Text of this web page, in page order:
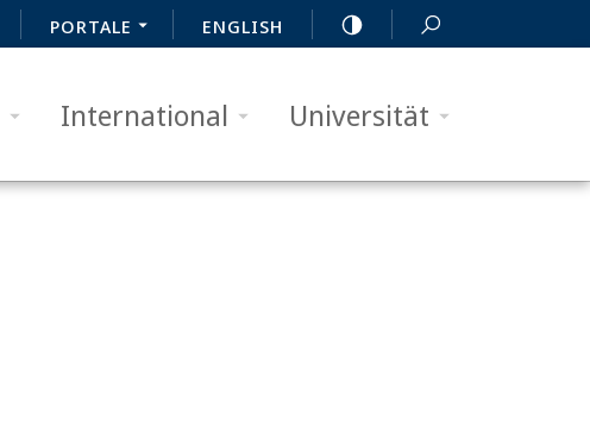
PORTALE ENGLISH
International Universität